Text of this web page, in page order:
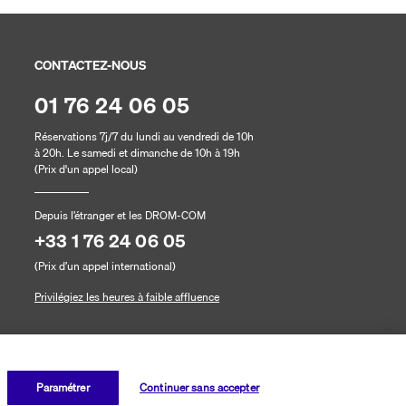
CONTACTEZ-NOUS
01 76 24 06 05
Réservations 7j/7 du lundi au vendredi de 10h
à 20h. Le samedi et dimanche de 10h à 19h
(Prix d'un appel local)
Depuis l’étranger et les DROM-COM
+33 1 76 24 06 05
(Prix d’un appel international)
Privilégiez les heures à faible affluence
Paramétrer Continuer sans accepter